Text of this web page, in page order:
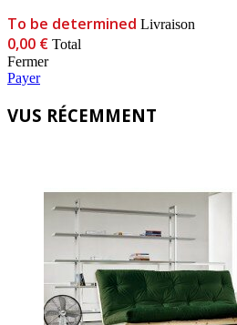
To be determined Livraison
0,00 € Total
Fermer
Payer
VUS RÉCEMMENT